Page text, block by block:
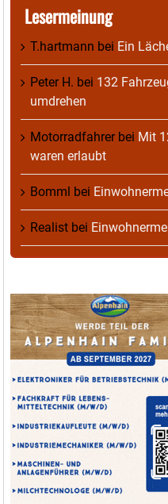
Lesermeinung
T.hartmann bei Ein
Peter H. bei 132
umdrehen
Motorradfahrerbei Mit
waren erlaubt
Bomml bei
Realist bei